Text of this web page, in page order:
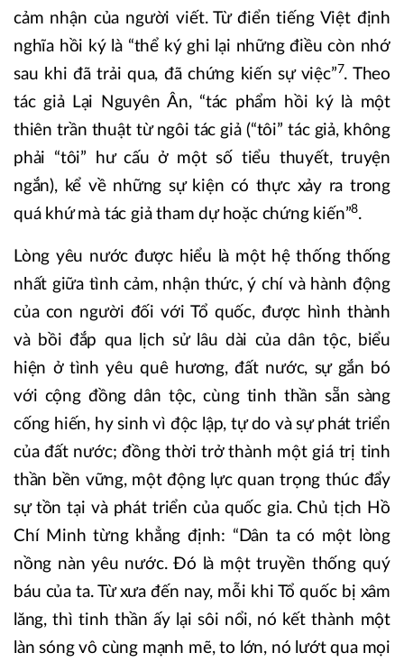
cảm nhận của người viết. Từ điển tiếng Việt định
nghĩa hồi ký là “thể ký ghi lại những điều còn nhớ
sau khi đã trải qua, đã chứng kiến sự việc”7. Theo
tác giả Lại Nguyên Ân, “tác phẩm hồi ký là một
thiên trần thuật từ ngôi tác giả (“tôi” tác giả, không
phải “tôi” hư cấu ở một số tiểu thuyết, truyện
ngắn), kể về những sự kiện có thực xảy ra trong
quá khứ mà tác giả tham dự hoặc chứng kiến”8.
Lòng yêu nước được hiểu là một hệ thống thống
nhất giữa tình cảm, nhận thức, ý chí và hành động
của con người đối với Tổ quốc, được hình thành
và bồi đắp qua lịch sử lâu dài của dân tộc, biểu
hiện ở tình yêu quê hương, đất nước, sự gắn bó
với cộng đồng dân tộc, cùng tinh thần sẵn sàng
cống hiến, hy sinh vì độc lập, tự do và sự phát triển
của đất nước; đồng thời trở thành một giá trị tinh
thần bền vững, một động lực quan trọng thúc đẩy
sự tồn tại và phát triển của quốc gia. Chủ tịch Hồ
Chí Minh từng khẳng định: “Dân ta có một lòng
nồng nàn yêu nước. Đó là một truyền thống quý
báu của ta. Từ xưa đến nay, mỗi khi Tổ quốc bị xâm
lăng, thì tinh thần ấy lại sôi nổi, nó kết thành một
làn sóng vô cùng mạnh mẽ, to lớn, nó lướt qua mọi